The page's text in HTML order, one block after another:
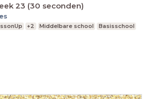
23 (30 seconden)
+2 Middelbare school
Basisschool